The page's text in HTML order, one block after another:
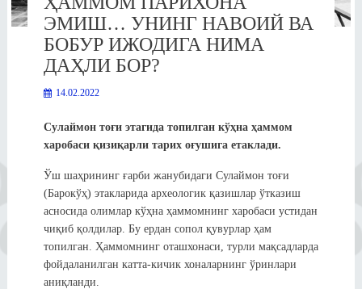
ЭМИШ… УНИНГ НАВОИЙ ВА
БОБУР ИЖОДИГА НИМА
ДАҲЛИ БОР?
14.02.2022
Сулаймон тоғи этагида топилган кўҳна ҳаммом
харобаси қизиқарли тарих оғушига етаклади.
Ўш шаҳрининг ғарби жанубидаги Сулаймон тоғи
(Барокўҳ) этакларида археологик қазишлар ўтказиш
асносида олимлар кўҳна ҳаммомнинг харобаси устидан
чиқиб қолдилар. Бу ердан сопол қувурлар ҳам
топилган. Ҳаммомнинг оташхонаси, турли мақсадларда
фойдаланилган катта-кичик хоналарнинг ўринлари
аниқланди.